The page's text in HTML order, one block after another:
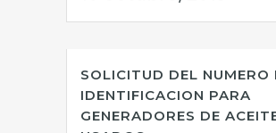
SOLICITUD DEL NUMERO
IDENTIFICACION PARA
GENERADORES DE